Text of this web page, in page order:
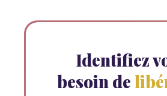
Identifiez
besoin de